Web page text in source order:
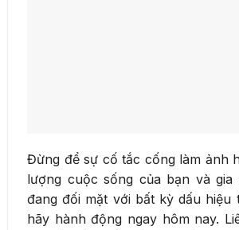
Đừng để sự cố tắc cống làm ảnh
lượng cuộc sống của bạn và
đang đối mặt với bất kỳ dấu hiệu
hãy hành động ngay hôm nay.